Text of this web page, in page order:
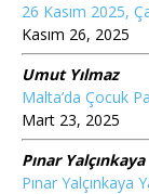
26 Kasım 2025,
Kasım 26, 2025
Umut Yılmaz
Malta’da Çocuk
Mart 23, 2025
Pınar Yalçınkaya
Pınar Yalçınkaya